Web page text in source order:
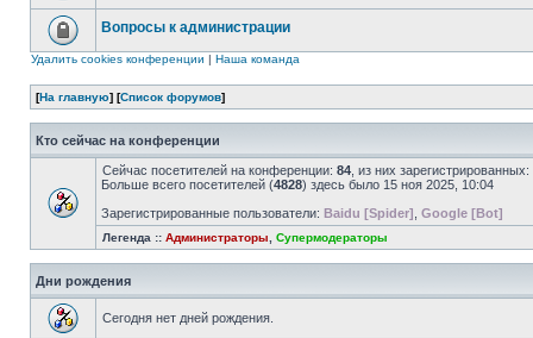
Вопросы к администрации
Удалить cookies конференции | Наша команда
[На главную] [Список форумов]
Кто сейчас на конференции
Сейчас посетителей на конференции: 84 , из них
Больше всего посетителей (4828) здесь было 15 ноя 2025, 10:04
Зарегистрированные пользователи: Baidu [Spider] Google [Bot]
Легенда :: Администраторы Супермодераторы
Дни рождения
Сегодня нет дней рождения.